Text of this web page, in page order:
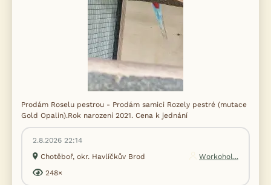
Prodám Roselu pestrou - Prodám samici Rozely pestré (mutace
Gold Opalin).Rok narození 2021. Cena k jednání
2.8.2026 22:14
Chotěboř, okr. Havlíčkův Brod
Workohol...
248×